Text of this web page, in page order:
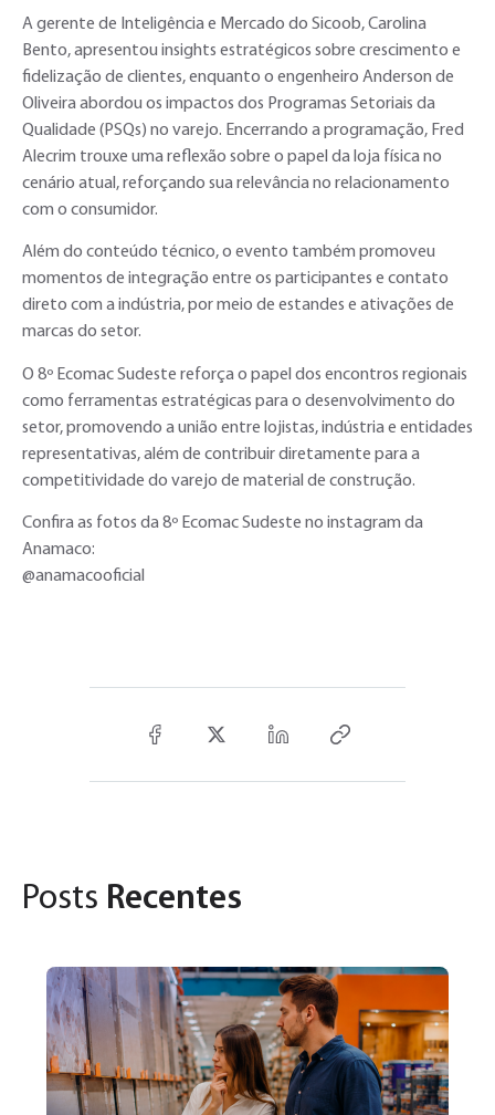
A gerente de Inteligência e Mercado do Sicoob, Carolina
Bento, apresentou insights estratégicos sobre crescimento e
fidelização de clientes, enquanto o engenheiro Anderson de
Oliveira abordou os impactos dos Programas Setoriais da
Qualidade (PSQs) no varejo. Encerrando a programação, Fred
Alecrim trouxe uma reflexão sobre o papel da loja física no
cenário atual, reforçando sua relevância no relacionamento
com o consumidor.
Além do conteúdo técnico, o evento também promoveu
momentos de integração entre os participantes e contato
direto com a indústria, por meio de estandes e ativações de
marcas do setor.
O 8º Ecomac Sudeste reforça o papel dos encontros regionais
como ferramentas estratégicas para o desenvolvimento do
setor, promovendo a união entre lojistas, indústria e entidades
representativas, além de contribuir diretamente para a
competitividade do varejo de material de construção.
Confira as fotos da 8º Ecomac Sudeste no instagram da
Anamaco:
@anamacooficial
Posts Recentes